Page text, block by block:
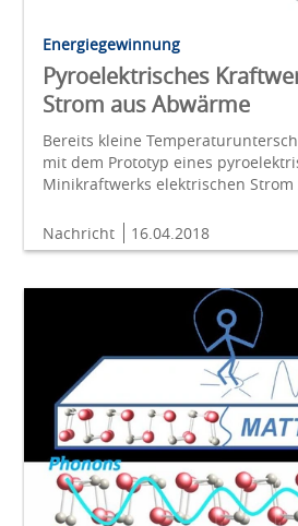
Energiegewinnung
Pyroelektrisches
Strom aus Abwärme
Bereits kleine
mit dem Prototyp eines
Minikraftwerks elektrischen Strom
Nachricht 16.04.2018